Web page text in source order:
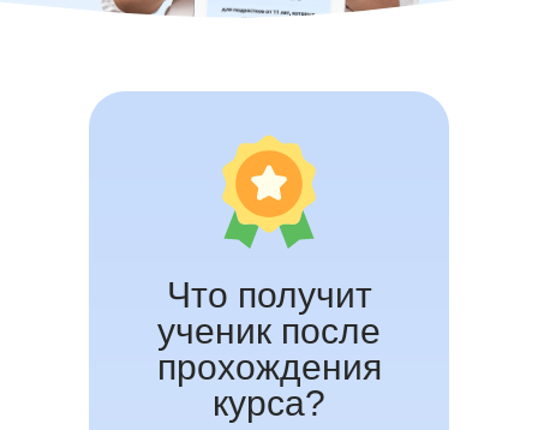
Что получит
ученик после
прохождения
курса?